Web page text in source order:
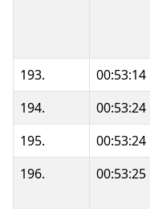
193. 00:53:14
194.
00:53:24
195.
00:53:24
196.
00:53:25